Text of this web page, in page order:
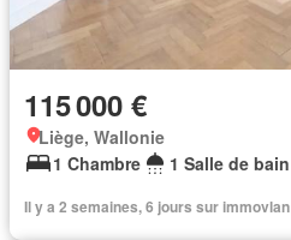
115 000 €
Liège, Wallonie
1 Chambre
1 Salle de bain
Il y a 2 semaines, 6 jours sur immovlan